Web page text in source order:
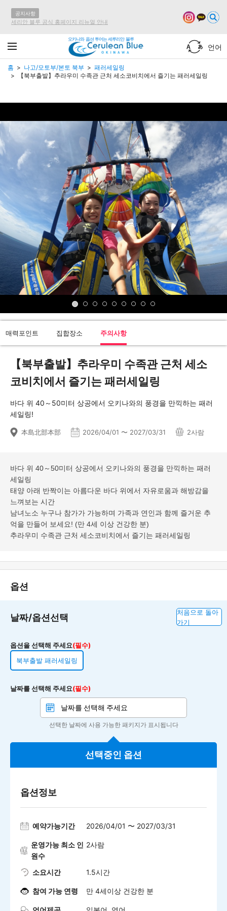
공지사항
세리안 블루 공식 홈페이지 리뉴얼 안내
오키나와 옵션 투어는 세루리안 블루
언어
홈 나고/모토부/본토 북부
패러세일링
【북부출발】추라우미 수족관 근처 세소코비치에서 즐기는 패러세일링
매력포인트 집합장소 주의사항
【북부출발】추라우미 수족관 근처 세소
코비치에서 즐기는 패러세일링
바다 위 40～50미터 상공에서 오키나와의 풍경을 만끽하는 패러
세일링!
本島北部本部 2026/04/01 〜 2027/03/31 2사람
바다 위 40～50미터 상공에서 오키나와의 풍경을 만끽하는 패러
세일링
태양 아래 반짝이는 아름다운 바다 위에서 자유로움과 해방감을
느껴보는 시간
남녀노소 누구나 참가가 가능하며 가족과 연인과 함께 즐거운 추
억을 만들어 보세요! (만 4세 이상 건강한 분)
추라우미 수족관 근처 세소코비치에서 즐기는 패러세일링
옵션
날짜/옵션선택
처음으로 돌아
가기
옵션을 선택해 주세요(필수)
북부출발 패러세일링
날짜를 선택해 주세요(필수)
선택한 날짜에 사용 가능한 패키지가 표시됩니다
선택중인 옵션
옵션정보
예약가능기간 2026/04/01 〜 2027/03/31
운영가능 최소 인
원수
2사람
소요시간 1.5시간
참여 가능 연령 만 4세이상 건강한 분